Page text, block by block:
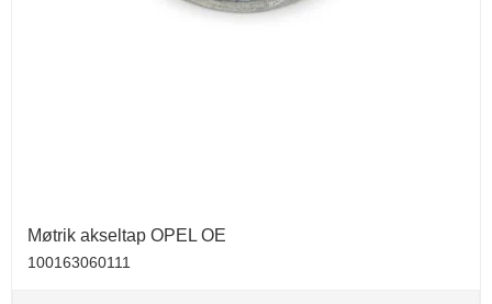
Møtrik akseltap OPEL OE
100163060111